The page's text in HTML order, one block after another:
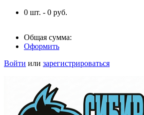
0 шт. - 0 руб.
Общая сумма:
Оформить
Войти или зарегистрироваться